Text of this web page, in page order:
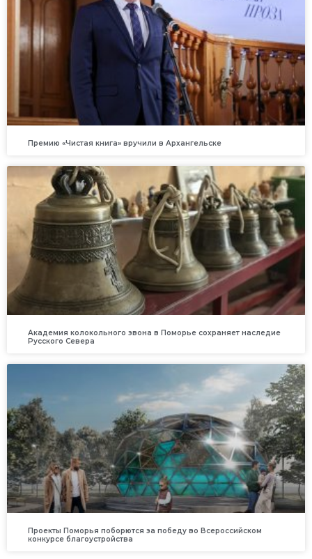
Премию «Чистая книга» вручили в Архангельске
Академия колокольного звона в Поморье сохраняет наследие
Русского Севера
Проекты Поморья поборются за победу во Всероссийском
конкурсе благоустройства